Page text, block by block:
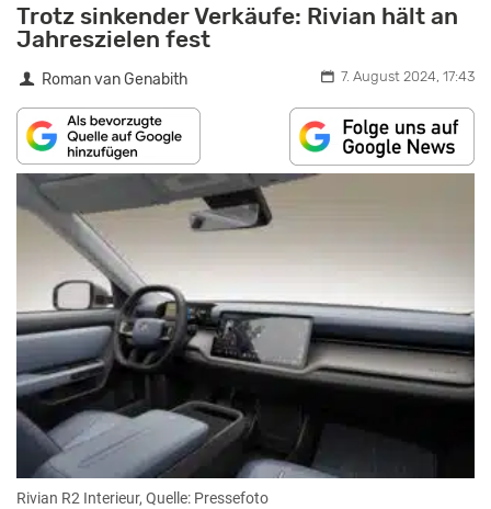
Trotz sinkender Verkäufe: Rivian hält an
Jahreszielen fest
Roman van Genabith 7. August 2024, 17:43
Rivian R2 Interieur, Quelle: Pressefoto